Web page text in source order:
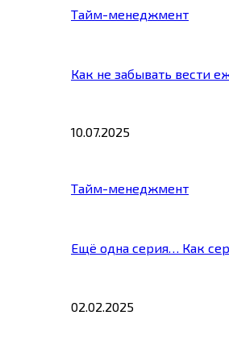
Тайм-менеджмент
Как не забывать вести
10.07.2025
Тайм-менеджмент
Ещё одна серия… Как
02.02.2025